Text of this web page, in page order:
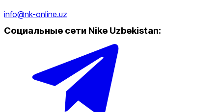
info@nk-online.uz
Социальные сети Nike Uzbekistan: